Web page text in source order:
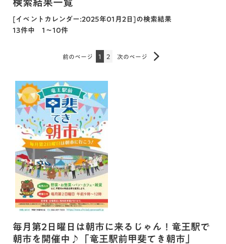
[イベントカレンダー:2025年01月2日]の検索結果
13件中 1～10件
前のページ 1 2 次のページ
毎月第2日曜日は朝市に来るじゃん！竜王駅で
朝市を開催中♪「竜王駅前甲斐てき朝市」